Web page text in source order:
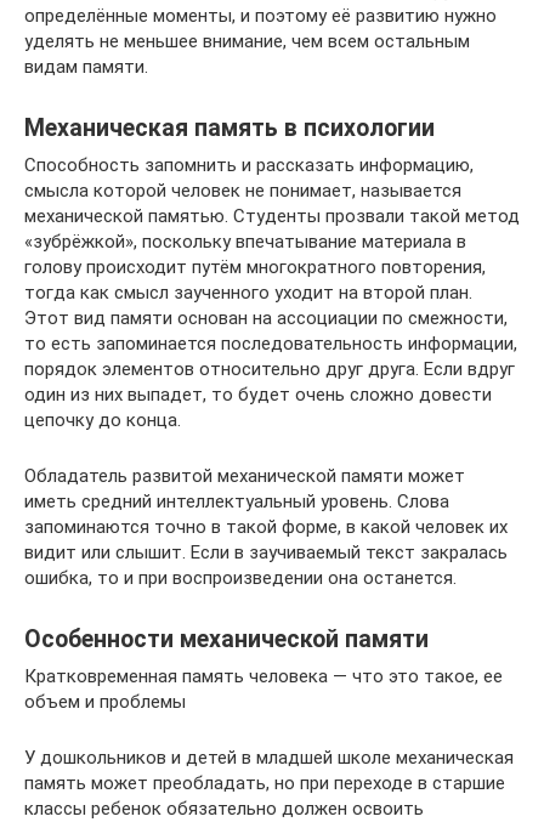
определённые моменты, и поэтому её развитию нужно
уделять не меньшее внимание, чем всем остальным
видам памяти.
Механическая память в психологии
Способность запомнить и рассказать информацию,
смысла которой человек не понимает, называется
механической памятью. Студенты прозвали такой метод
«зубрёжкой», поскольку впечатывание материала в
голову происходит путём многократного повторения,
тогда как смысл заученного уходит на второй план.
Этот вид памяти основан на ассоциации по смежности,
то есть запоминается последовательность информации,
порядок элементов относительно друг друга. Если вдруг
один из них выпадет, то будет очень сложно довести
цепочку до конца.
Обладатель развитой механической памяти может
иметь средний интеллектуальный уровень. Слова
запоминаются точно в такой форме, в какой человек их
видит или слышит. Если в заучиваемый текст закралась
ошибка, то и при воспроизведении она останется.
Особенности механической памяти
Кратковременная память человека — что это такое, ее
объем и проблемы
У дошкольников и детей в младшей школе механическая
память может преобладать, но при переходе в старшие
классы ребенок обязательно должен освоить